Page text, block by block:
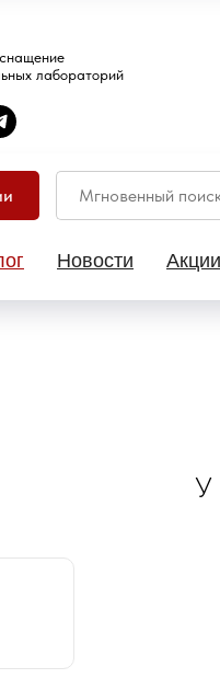
лабораторий
Новости Акции
У